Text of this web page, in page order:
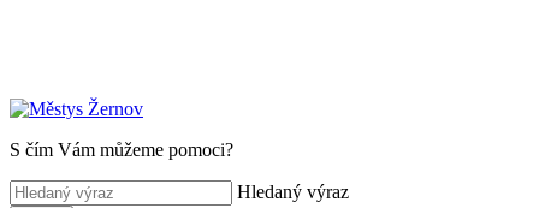
S čím Vám můžeme pomoci?
Hledaný výraz